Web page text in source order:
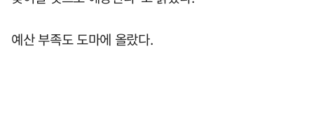
예산 부족도 도마에 올랐다.